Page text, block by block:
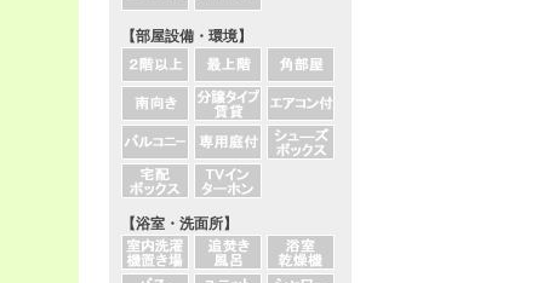
【部屋設備・環境】
【浴室・洗面所】